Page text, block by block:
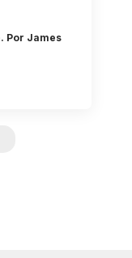
Por James